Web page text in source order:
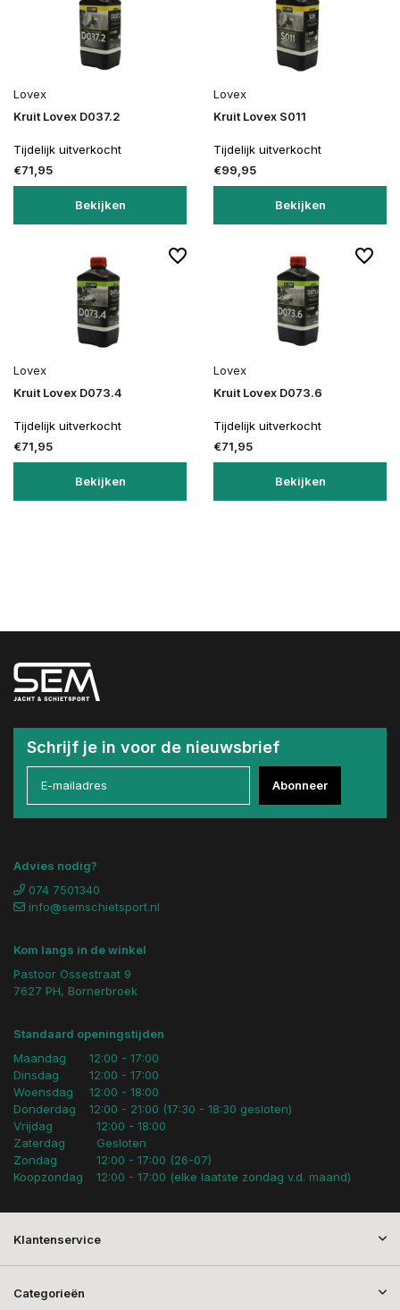
Lovex
Kruit Lovex D037.2
Tijdelijk uitverkocht
€71,95
Bekijken
Lovex
Kruit Lovex S011
Tijdelijk uitverkocht
€99,95
Bekijken
Lovex
Kruit Lovex D073.4
Tijdelijk uitverkocht
€71,95
Bekijken
Lovex
Kruit Lovex D073.6
Tijdelijk uitverkocht
€71,95
Bekijken
Schrijf je in voor de nieuwsbrief
Abonneer
Advies nodig?
074 7501340
info@semschietsport.nl
Kom langs in de winkel
Pastoor Ossestraat 9
7627 PH, Bornerbroek
Standaard openingstijden
Maandag
Dinsdag
Woensdag
Donderdag
12:00 - 17:00
12:00 - 17:00
12:00 - 18:00
12:00 - 21:00 (17:30 - 18:30 gesloten)
Vrijdag
Zaterdag
Zondag
Koopzondag
12:00 - 18:00
Gesloten
12:00 - 17:00 (26-07)
12:00 - 17:00 (elke laatste zondag v.d. maand)
Klantenservice
Categorieën